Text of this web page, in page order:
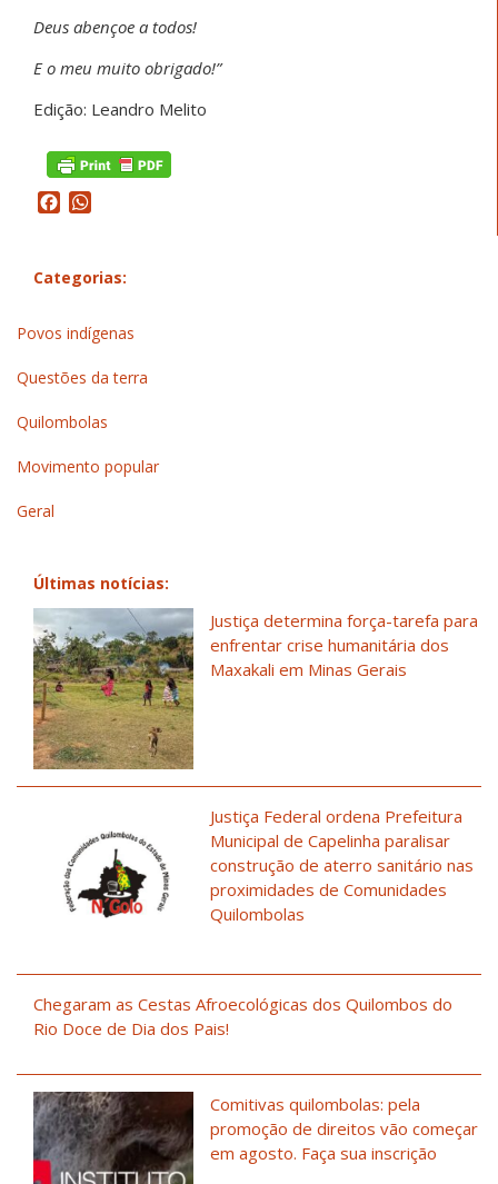
Deus abençoe a todos!
E o meu muito obrigado!”
Edição: Leandro Melito
Facebook
Categorias:
Povos indígenas
Questões da terra
Quilombolas
Movimento popular
Geral
Últimas notícias:
Justiça determina força-tarefa para
enfrentar crise humanitária dos
Maxakali em Minas Gerais
Justiça Federal ordena Prefeitura
Municipal de Capelinha paralisar
construção de aterro sanitário nas
proximidades de Comunidades
Quilombolas
Chegaram as Cestas Afroecológicas dos Quilombos do
Rio Doce de Dia dos Pais!
Comitivas quilombolas: pela
promoção de direitos vão começar
em agosto. Faça sua inscrição